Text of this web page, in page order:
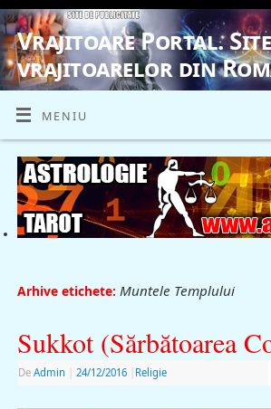
Vrajitoare Portal.
vrajitoarelor din
VRAJITOARE, VRAJITOARELE, VRAJITOARE
MENIU
Arhive etichete: Muntele Templului
Sukkot (Sărbătoarea
De Admin 24/12/2016 Religie